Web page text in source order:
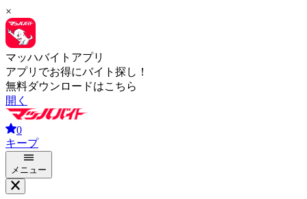
×
マッハバイトアプリ
アプリでお得にバイト探し！
無料ダウンロードはこちら
開く
0
キープ
メニュー